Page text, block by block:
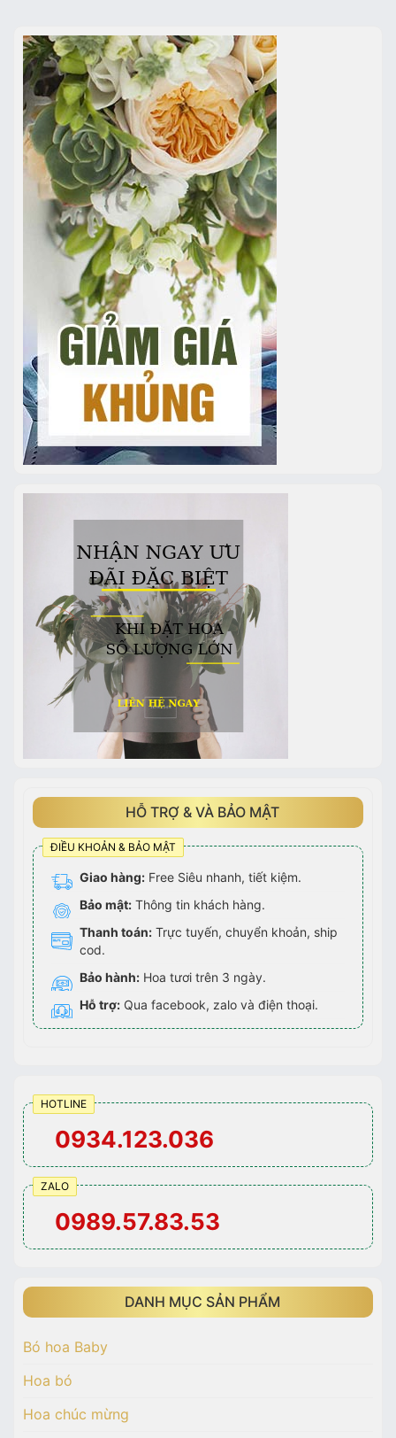
HỖ TRỢ & VÀ BẢO MẬT
ĐIỀU KHOẢN & BẢO MẬT
Giao hàng: Free Siêu nhanh, tiết kiệm.
Bảo mật: Thông tin khách hàng.
Thanh toán: Trực tuyến, chuyển khoản, ship
cod.
Bảo hành: Hoa tươi trên 3 ngày.
Hỗ trợ: Qua facebook, zalo và điện thoại.
HOTLINE
0934.123.036
ZALO
0989.57.83.53
DANH MỤC SẢN PHẨM
Bó hoa Baby
Hoa bó
Hoa chúc mừng